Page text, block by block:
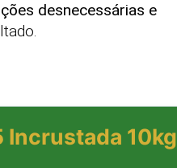
desnecessárias e
Incrustada 10kg